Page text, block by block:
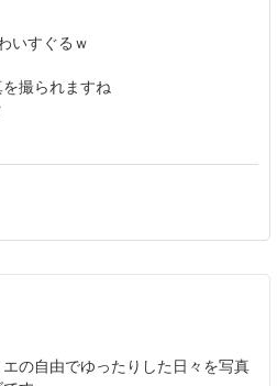
いすぐるｗ
撮られますね
の自由でゆったりした日々を写真